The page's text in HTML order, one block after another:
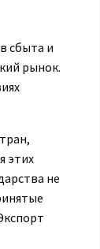
сбыта и
рынок.
этих
не